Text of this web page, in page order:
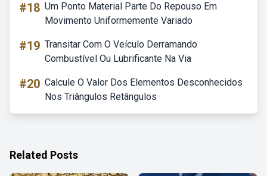
#18 Um Ponto Material Parte Do Repouso Em
Movimento Uniformemente Variado
#19 Transitar Com O Veículo Derramando
Combustível Ou Lubrificante Na Via
#20 Calcule O Valor Dos Elementos Desconhecidos
Nos Triângulos Retângulos
Related Posts